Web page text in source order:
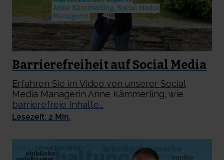
Barrierefreiheit auf Social Media
Erfahren Sie im Video von unserer Social
Media Managerin Anne Kämmerling, wie
barrierefreie Inhalte...
Lesezeit: 2 Min.